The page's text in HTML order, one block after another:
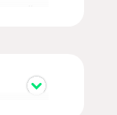
faltar na